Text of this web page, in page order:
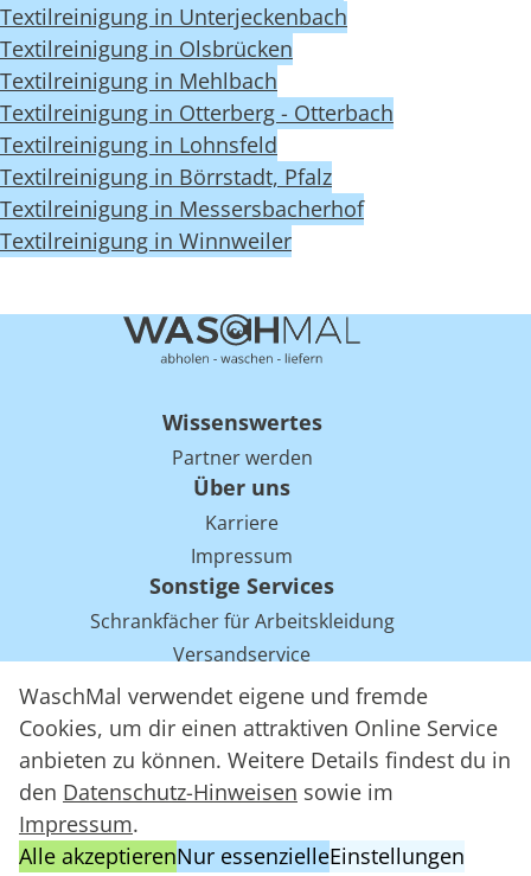
WaschMal verwendet eigene und fremde
Cookies, um dir einen attraktiven Online Service
anbieten zu können. Weitere Details findest du in
den Datenschutz-Hinweisen sowie im
Impressum.
Alle akzeptierenNur essenzielleEinstellungen
Textilreinigung in Unterjeckenbach
Textilreinigung in Olsbrücken
Textilreinigung in Mehlbach
Textilreinigung in Otterberg - Otterbach
Textilreinigung in Lohnsfeld
Textilreinigung in Börrstadt, Pfalz
Textilreinigung in Messersbacherhof
Textilreinigung in Winnweiler
Wissenswertes
Partner werden
Über uns
Karriere
Impressum
Sonstige Services
Schrankfächer für Arbeitskleidung
Versandservice
Einsparpotentiale für Mietwäsche bei Arbeitskleidung
Arbeitskleidung Tracking mit RFID
WaschMal GmbH 2016 – 2026
Datenschutz